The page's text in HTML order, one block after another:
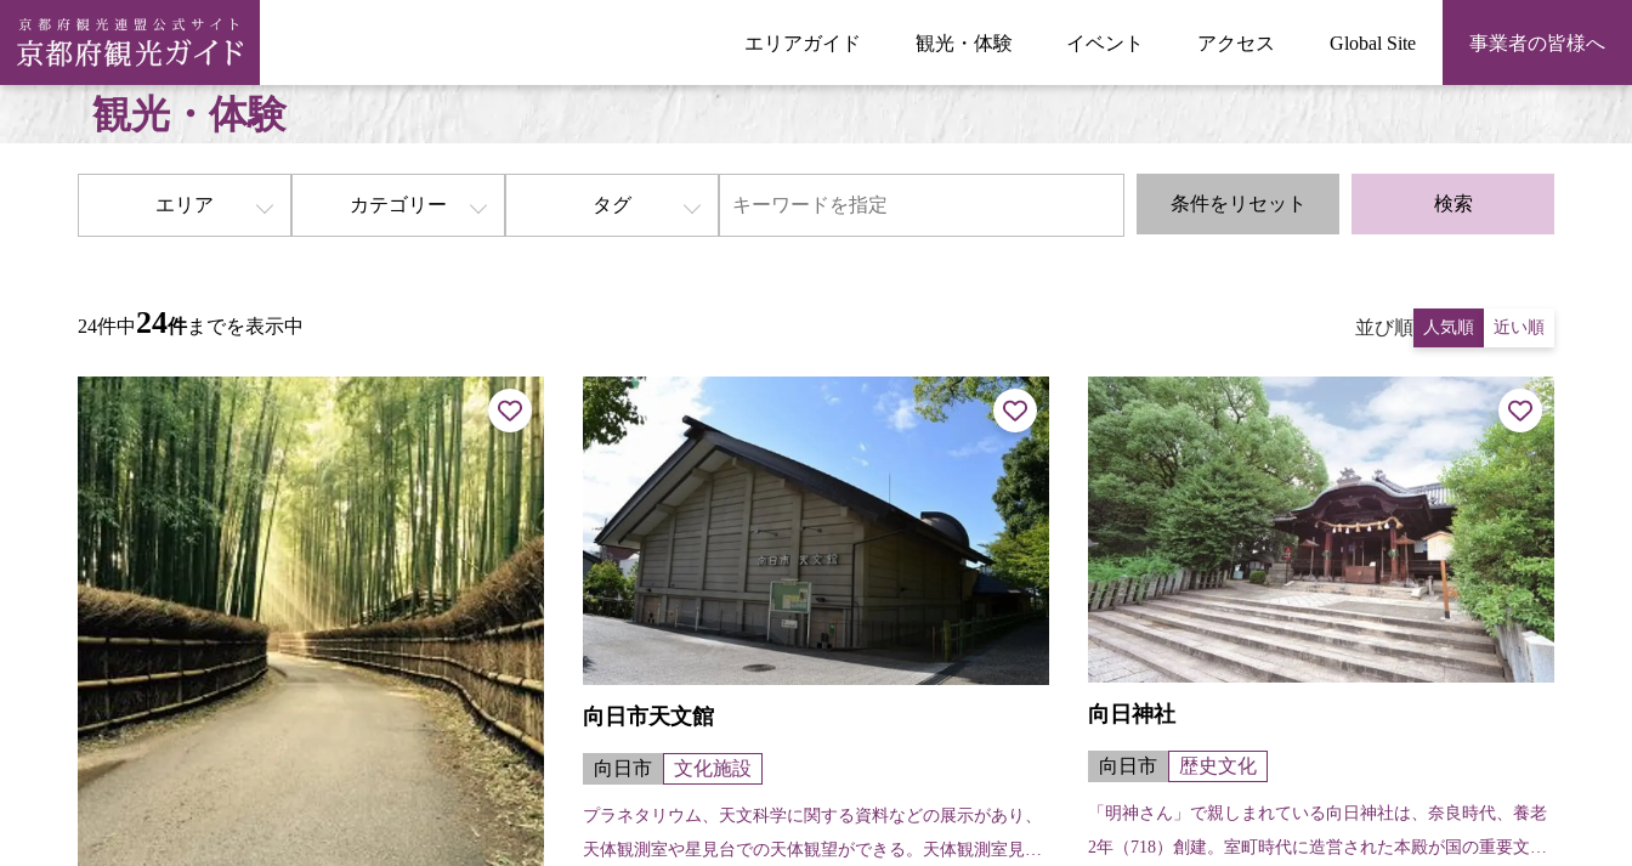
エリアガイド 観光・体験 イベント アクセス Global Site 事業者の皆様へ
観光・体験
エリア カテゴリー タグ 条件をリセット 検索
24件中24件までを表示中 並び順 人気順 近い順
向日市天文館
向日市 文化施設
プラネタリウム、天文科学に関する資料などの展示があり、
天体観測室や星見台での天体観望ができる。天体観測室見学
向日神社
向日市 歴史文化
「明神さん」で親しまれている向日神社は、奈良時代、養老
2年（718）創建。室町時代に造営された本殿が国の重要文化